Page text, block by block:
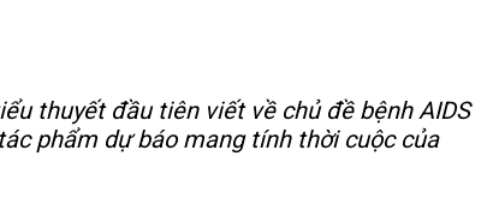
thuyết đầu tiên viết về chủ đề bệnh AIDS
phẩm dự báo mang tính thời cuộc của